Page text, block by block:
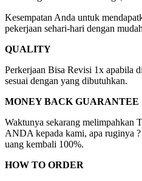
Kesempatan Anda untuk
pekerjaan sehari-hari dengan
QUALITY
Perkerjaan Bisa Revisi 1x apabila
sesuai dengan yang dibutuhkan.
MONEY BACK GUARANTEE
Waktunya sekarang
ANDA kepada kami, apa ruginya
uang kembali 100%.
HOW TO ORDER